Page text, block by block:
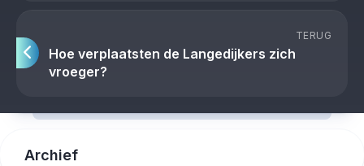
TERUG
Hoe verplaatsten de Langedijkers zich
vroeger?
Archief